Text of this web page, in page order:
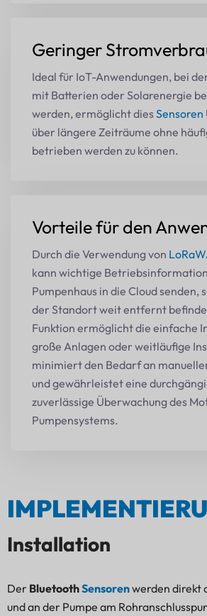
Geringer
Ideal für IoT-Anwendungen, bei
mit Batterien oder Solarenergie
werden, ermöglicht diesSensoren
über längere Zeiträume ohne
betrieben werden zu können.
Vorteile für den
Durch die Verwendung von
kann wichtige
Pumpenhaus in die Cloud senden,
der Standort weit entfernt
Funktion ermöglicht die einfache
große Anlagen oder weitläufige
minimiert den Bedarf an
und gewährleistet eine
zuverlässige Überwachung des
Pumpensystems.
Installation
Der BluetoothSensorenwerden direkt
und an der Pumpe am